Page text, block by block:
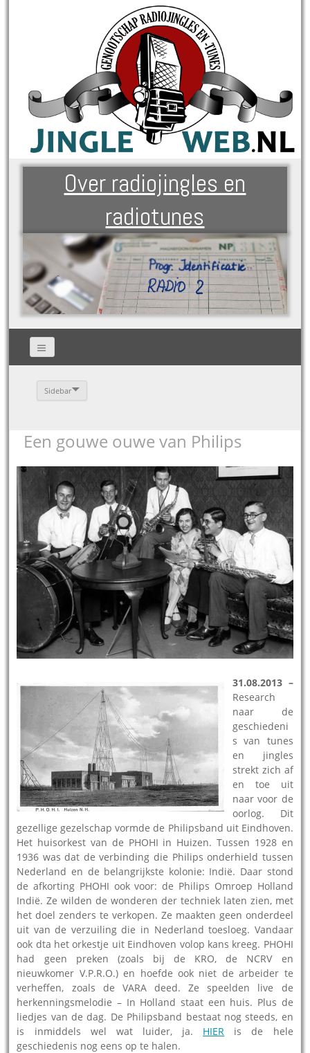
Over radiojingles en
radiotunes
Sidebar
Een gouwe ouwe van Philips
31.08.2013 –
Research
naar de
geschiedeni
s van tunes
en jingles
strekt zich af
en toe uit
naar voor de
oorlog. Dit
gezellige gezelschap vormde de Philipsband uit Eindhoven.
Het huisorkest van de PHOHI in Huizen. Tussen 1928 en
1936 was dat de verbinding die Philips onderhield tussen
Nederland en de belangrijkste kolonie: Indië. Daar stond
de afkorting PHOHI ook voor: de Philips Omroep Holland
Indië. Ze wilden de wonderen der techniek laten zien, met
het doel zenders te verkopen. Ze maakten geen onderdeel
uit van de verzuiling die in Nederland toesloeg. Vandaar
ook dta het orkestje uit Eindhoven volop kans kreeg. PHOHI
had geen preken (zoals bij de KRO, de NCRV en
nieuwkomer V.P.R.O.) en hoefde ook niet de arbeider te
verheffen, zoals de VARA deed. Ze speelden live de
herkenningsmelodie – In Holland staat een huis. Plus de
liedjes van de dag. De Philipsband bestaat nog steeds, en
is inmiddels wel wat luider, ja. HIER is de hele
geschiedenis nog eens op te halen.